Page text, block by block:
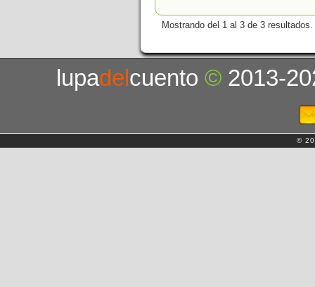
Mostrando del 1 al 3 de 3 resultados.
lupadelcuento© 2013-
©